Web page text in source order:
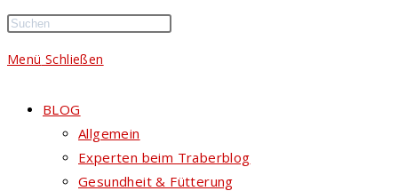
Suche
Menü Schließen
BLOG
Allgemein
Experten beim Traberblog
Gesundheit & Fütterung